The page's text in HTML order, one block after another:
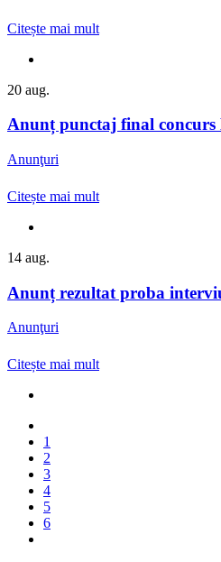
Citește mai mult
20 aug.
Anunț punctaj final
Anunţuri
Citește mai mult
14 aug.
Anunț rezultat proba
Anunţuri
Citește mai mult
1
2
3
4
5
6